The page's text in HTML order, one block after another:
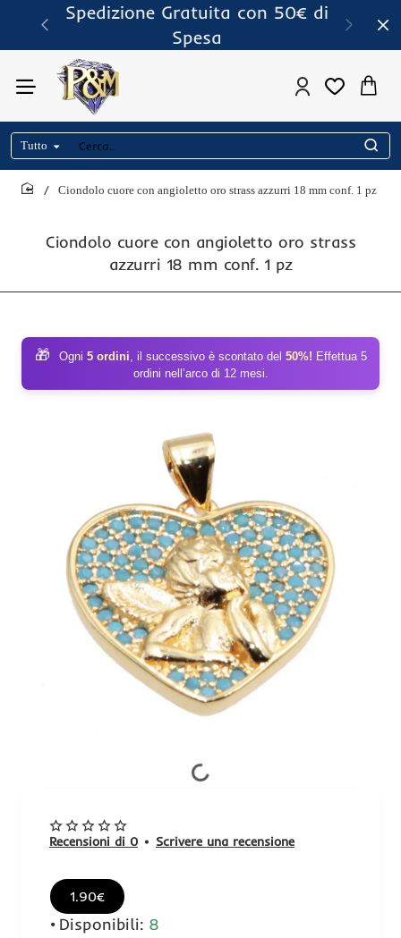
Spedizione Gratuita con 50€ di
Spesa
Tutto
Cerca..
Ciondolo cuore con angioletto oro strass
azzurri 18 mm conf. 1 pz
Ciondolo cuore con angioletto oro strass azzurri 18 mm conf. 1 pz
🎁 Ogni 5 ordini, il successivo è scontato del 50%! Effettua 5
ordini nell’arco di 12 mesi.
Recensioni di 0 • Scrivere una recensione
1.90€
Disponibili: 8